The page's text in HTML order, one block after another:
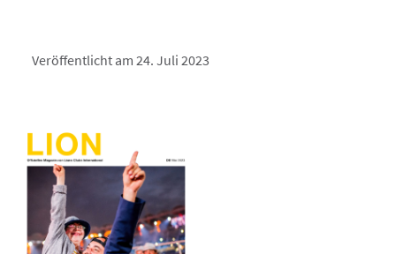
Veröffentlicht am 24. Juli 2023